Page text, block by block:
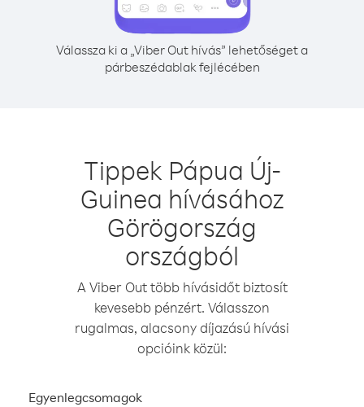
Válassza ki a „Viber Out hívás” lehetőséget a
párbeszédablak fejlécében
Tippek Pápua Új-
Guinea hívásához
Görögország
országból
A Viber Out több hívásidőt biztosít
kevesebb pénzért. Válasszon
rugalmas, alacsony díjazású hívási
opcióink közül:
Egyenlegcsomagok